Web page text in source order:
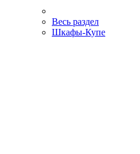
Весь раздел
Шкафы-Купе